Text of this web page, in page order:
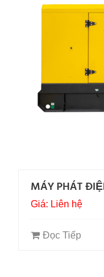
MÁY PHÁT
Giá: Liên hệ
Đọc Tiếp